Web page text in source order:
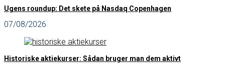
Ugens roundup: Det skete på Nasdaq Copenhagen
07/08/2026
Historiske aktiekurser: Sådan bruger man dem aktivt